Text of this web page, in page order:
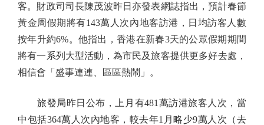
客。財政司司長陳茂波昨日亦發表網誌指出，預計春節
黃金周假期將有143萬人次內地客訪港，日均訪客人數
按年升約6%。他指出，香港在新春3天的公眾假期期間
將有一系列大型活動，為市民及旅客提供更多好去處，
相信會「盛事連連、區區熱鬧」。
旅發局昨日公布，上月有481萬訪港旅客人次，當
中包括364萬人次內地客，較去年1月略少9萬人次（去